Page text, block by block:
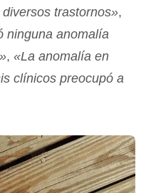
trastornos»,
ninguna anomalía
, «La anomalía en
clínicos preocupó a